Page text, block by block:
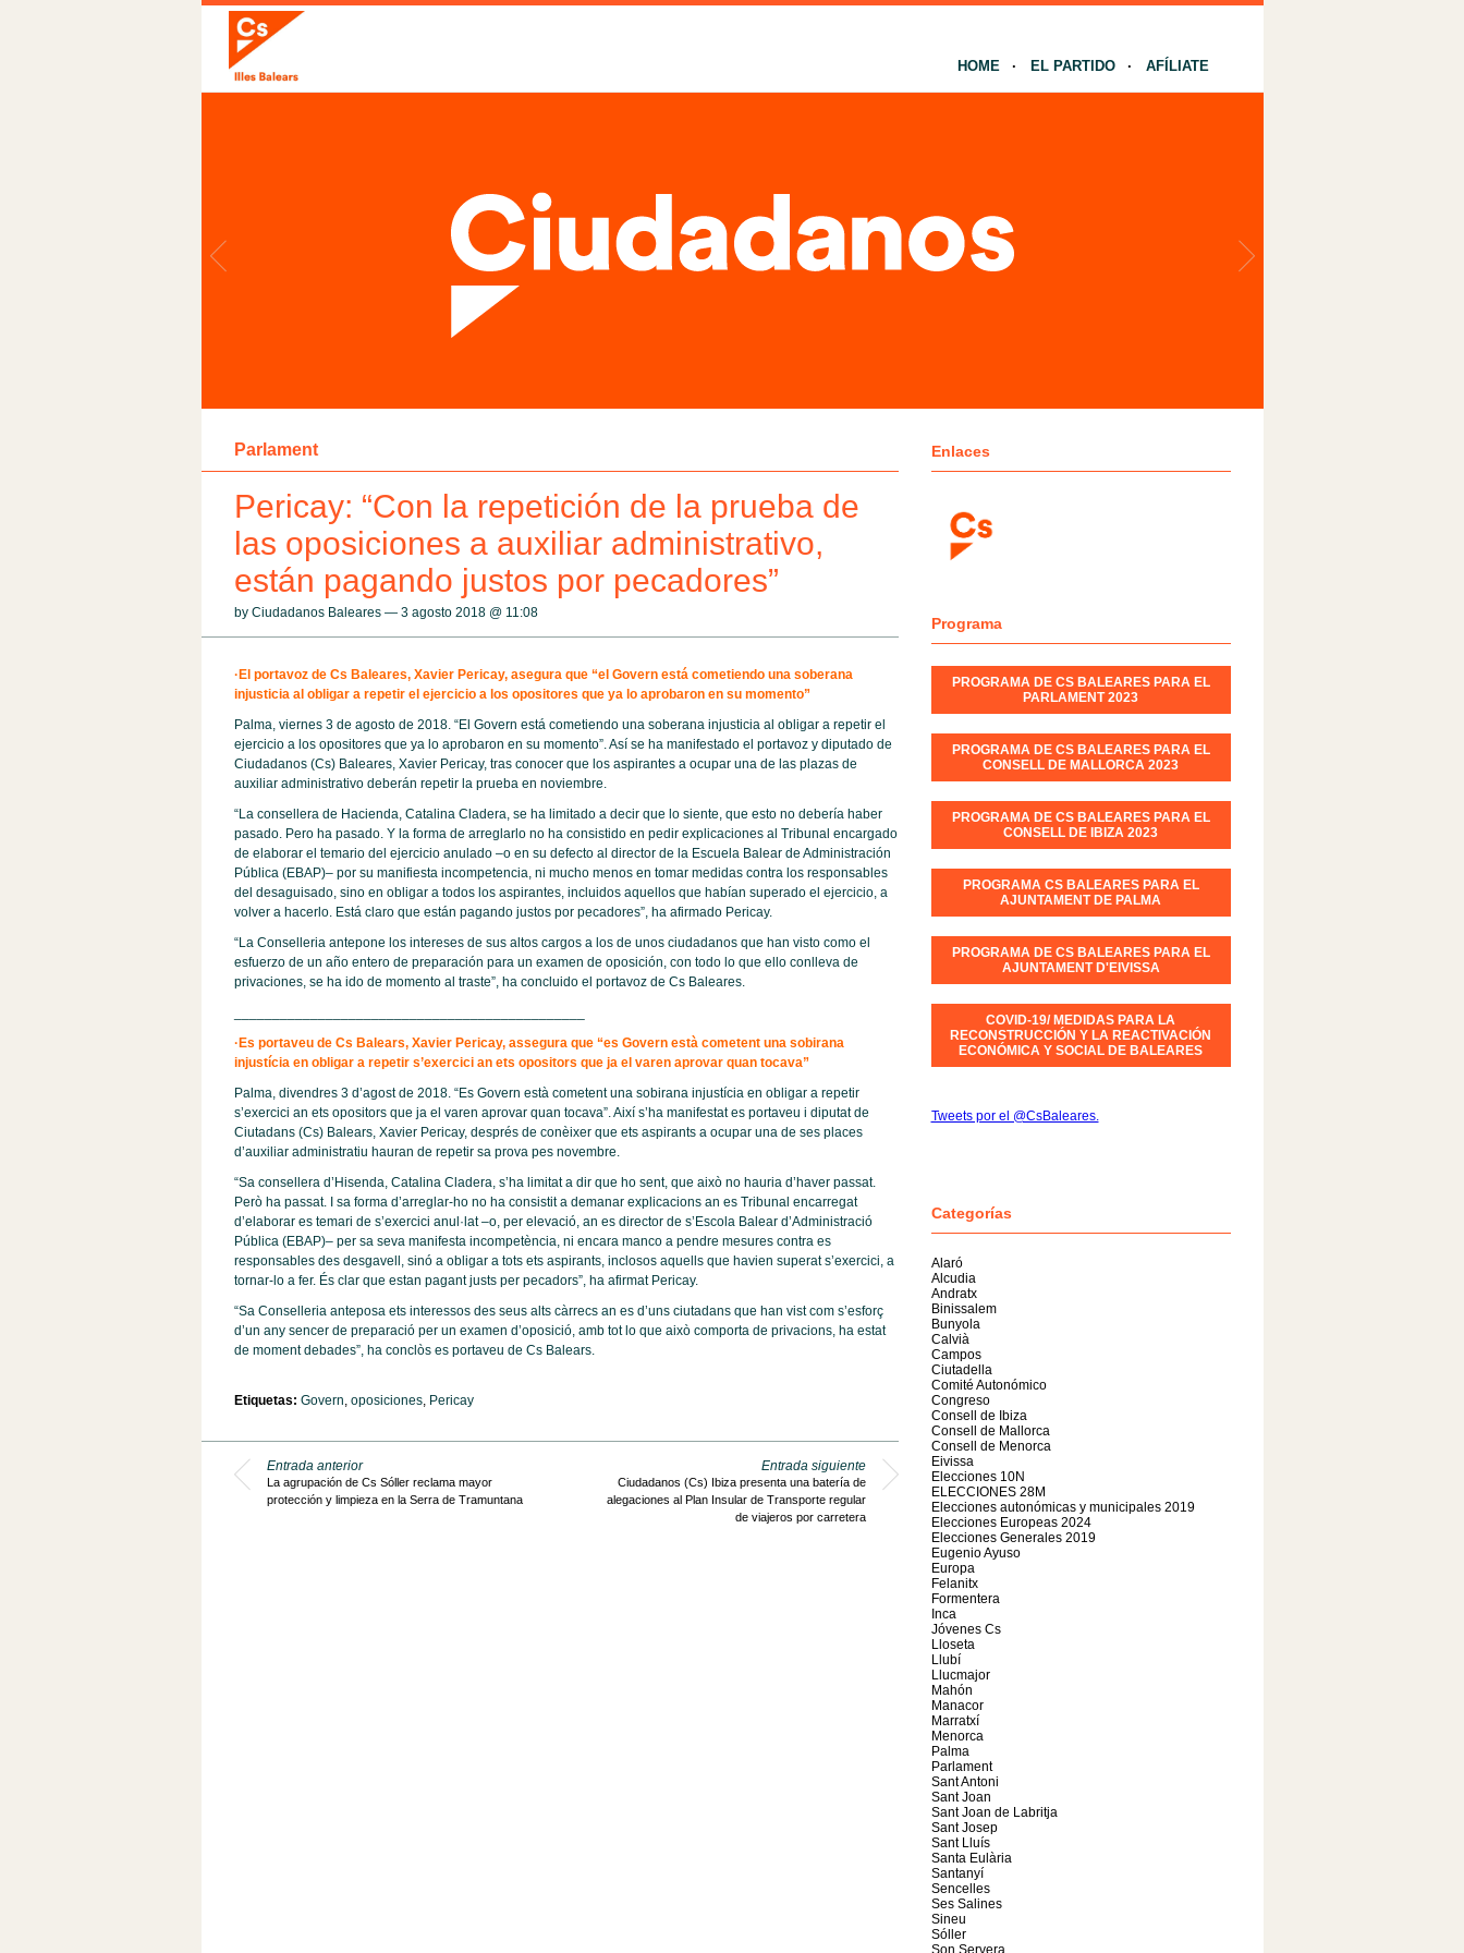
HOME EL PARTIDO AFÍLIATE
Parlament
Pericay: “Con la repetición de la prueba de
las oposiciones a auxiliar administrativo,
están pagando justos por pecadores”
by Ciudadanos Baleares — 3 agosto 2018 @ 11:08
·El portavoz de Cs Baleares, Xavier Pericay, asegura que “el Govern está cometiendo una soberana
injusticia al obligar a repetir el ejercicio a los opositores que ya lo aprobaron en su momento”
Palma, viernes 3 de agosto de 2018. “El Govern está cometiendo una soberana injusticia al obligar a repetir el
ejercicio a los opositores que ya lo aprobaron en su momento”. Así se ha manifestado el portavoz y diputado de
Ciudadanos (Cs) Baleares, Xavier Pericay, tras conocer que los aspirantes a ocupar una de las plazas de
auxiliar administrativo deberán repetir la prueba en noviembre.
“La consellera de Hacienda, Catalina Cladera, se ha limitado a decir que lo siente, que esto no debería haber
pasado. Pero ha pasado. Y la forma de arreglarlo no ha consistido en pedir explicaciones al Tribunal encargado
de elaborar el temario del ejercicio anulado –o en su defecto al director de la Escuela Balear de Administración
Pública (EBAP)– por su manifiesta incompetencia, ni mucho menos en tomar medidas contra los responsables
del desaguisado, sino en obligar a todos los aspirantes, incluidos aquellos que habían superado el ejercicio, a
volver a hacerlo. Está claro que están pagando justos por pecadores”, ha afirmado Pericay.
“La Conselleria antepone los intereses de sus altos cargos a los de unos ciudadanos que han visto como el
esfuerzo de un año entero de preparación para un examen de oposición, con todo lo que ello conlleva de
privaciones, se ha ido de momento al traste”, ha concluido el portavoz de Cs Baleares.
·Es portaveu de Cs Balears, Xavier Pericay, assegura que “es Govern està cometent una sobirana
injustícia en obligar a repetir s’exercici an ets opositors que ja el varen aprovar quan tocava”
Palma, divendres 3 d’agost de 2018. “Es Govern està cometent una sobirana injustícia en obligar a repetir
s’exercici an ets opositors que ja el varen aprovar quan tocava”. Així s’ha manifestat es portaveu i diputat de
Ciutadans (Cs) Balears, Xavier Pericay, després de conèixer que ets aspirants a ocupar una de ses places
d’auxiliar administratiu hauran de repetir sa prova pes novembre.
“Sa consellera d’Hisenda, Catalina Cladera, s’ha limitat a dir que ho sent, que això no hauria d’haver passat.
Però ha passat. I sa forma d’arreglar-ho no ha consistit a demanar explicacions an es Tribunal encarregat
d’elaborar es temari de s’exercici anul·lat –o, per elevació, an es director de s’Escola Balear d’Administració
Pública (EBAP)– per sa seva manifesta incompetència, ni encara manco a pendre mesures contra es
responsables des desgavell, sinó a obligar a tots ets aspirants, inclosos aquells que havien superat s’exercici, a
tornar-lo a fer. És clar que estan pagant justs per pecadors”, ha afirmat Pericay.
“Sa Conselleria anteposa ets interessos des seus alts càrrecs an es d’uns ciutadans que han vist com s’esforç
d’un any sencer de preparació per un examen d’oposició, amb tot lo que això comporta de privacions, ha estat
de moment debades”, ha conclòs es portaveu de Cs Balears.
Etiquetas: Govern, oposiciones, Pericay
Entrada anterior
La agrupación de Cs Sóller reclama mayor
protección y limpieza en la Serra de Tramuntana
Entrada siguiente
Ciudadanos (Cs) Ibiza presenta una batería de
alegaciones al Plan Insular de Transporte regular
de viajeros por carretera
Enlaces
Programa
PROGRAMA DE CS BALEARES PARA EL
PARLAMENT 2023
PROGRAMA DE CS BALEARES PARA EL
CONSELL DE MALLORCA 2023
PROGRAMA DE CS BALEARES PARA EL
CONSELL DE IBIZA 2023
PROGRAMA CS BALEARES PARA EL
AJUNTAMENT DE PALMA
PROGRAMA DE CS BALEARES PARA EL
AJUNTAMENT D'EIVISSA
COVID-19/ MEDIDAS PARA LA
RECONSTRUCCIÓN Y LA REACTIVACIÓN
ECONÓMICA Y SOCIAL DE BALEARES
Tweets por el @CsBaleares.
Categorías
Alaró
Alcudia
Andratx
Binissalem
Bunyola
Calvià
Campos
Ciutadella
Comité Autonómico
Congreso
Consell de Ibiza
Consell de Mallorca
Consell de Menorca
Eivissa
Elecciones 10N
ELECCIONES 28M
Elecciones autonómicas y municipales 2019
Elecciones Europeas 2024
Elecciones Generales 2019
Eugenio Ayuso
Europa
Felanitx
Formentera
Inca
Jóvenes Cs
Lloseta
Llubí
Llucmajor
Mahón
Manacor
Marratxí
Menorca
Palma
Parlament
Sant Antoni
Sant Joan
Sant Joan de Labritja
Sant Josep
Sant Lluís
Santa Eulària
Santanyí
Sencelles
Ses Salines
Sineu
Sóller
Son Servera